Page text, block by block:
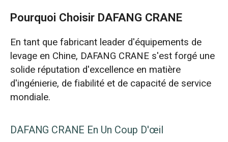
Pourquoi Choisir DAFANG CRANE
En tant que fabricant leader d'équipements de
levage en Chine, DAFANG CRANE s'est forgé une
solide réputation d'excellence en matière
d'ingénierie, de fiabilité et de capacité de service
mondiale.
DAFANG CRANE En Un Coup D'œil